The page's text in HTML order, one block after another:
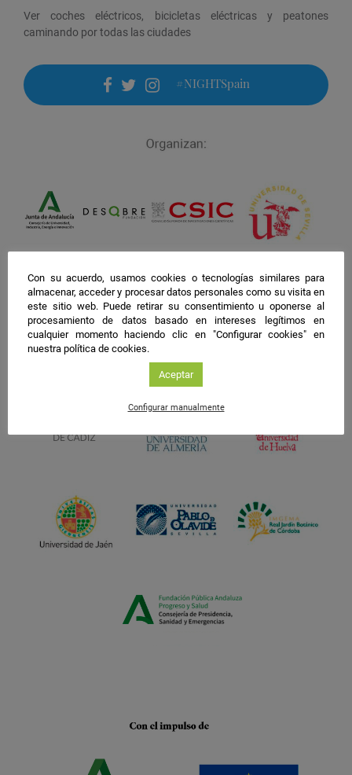
Ver coches eléctricos, bicicletas eléctricas y peatones
caminando por todas las ciudades
facebook
twitter
instagram
#NIGHTSpain
Con su acuerdo, usamos cookies o tecnologías similares para
almacenar, acceder y procesar datos personales como su visita en
este sitio web. Puede retirar su consentimiento u oponerse al
procesamiento de datos basado en intereses legítimos en
cualquier momento haciendo clic en "Configurar cookies" en
nuestra política de cookies.
Aceptar
Configurar manualmente